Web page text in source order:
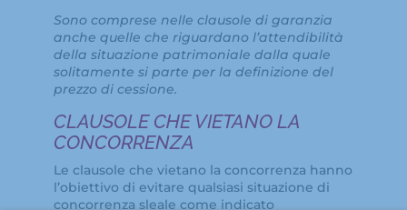
Sono comprese nelle clausole di garanzia
anche quelle che riguardano l’attendibilità
della situazione patrimoniale dalla quale
solitamente si parte per la definizione del
prezzo di cessione.
CLAUSOLE CHE VIETANO LA
CONCORRENZA
Le clausole che vietano la concorrenza hanno
l’obiettivo di evitare qualsiasi situazione di
concorrenza sleale come indicato